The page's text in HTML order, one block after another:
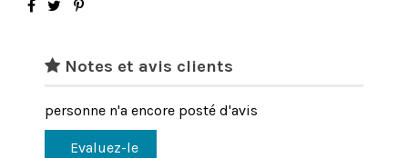
Notes et avis clients
personne n'a encore posté d'avis
Evaluez-le